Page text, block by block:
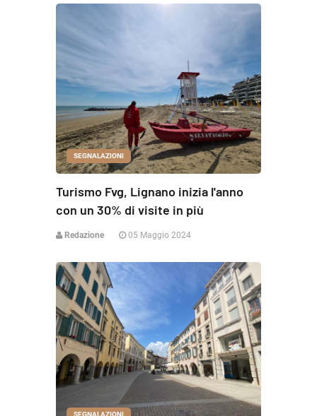
SEGNALAZIONI
Turismo Fvg, Lignano inizia l'anno
con un 30% di visite in più
Redazione 05 Maggio 2024
SEGNALAZIONI